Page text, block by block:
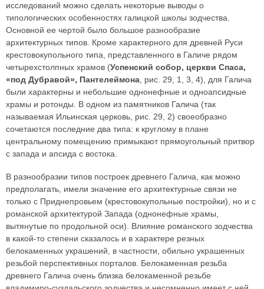
исследований можно сделать некоторые выводы о
типологических особенностях галицкой школы зодчества.
Основной ее чертой было большое разнообразие
архитектурных типов. Кроме характерного для древней Руси
крестовокупольного типа, представленного в Галиче рядом
четырехстолпных храмов (Успенский собор, церкви Спаса,
«под Дубравой», Пантелеймона , рис. 29, 1, 3, 4), для Галича
были характерны и небольшие однонефные и одноапсидные
храмы и ротонды. В одном из памятников Галича (так
называемая Ильинская церковь, рис. 29, 2) своеобразно
сочетаются последние два типа: к круглому в плане
центральному помещению примыкают прямоугольный притвор
с запада и апсида с востока.
В разнообразии типов построек древнего Галича, как можно
предполагать, имели значение его архитектурные связи не
только с Приднепровьем (крестовокупольные постройки), но и с
романской архитектурой Запада (однонефные храмы,
вытянутые по продольной оси). Влияние романского зодчества
в какой-то степени сказалось и в характере резных
белокаменных украшений, в частности, обильно украшенных
резьбой перспективных порталов. Белокаменная резьба
древнего Галича очень близка белокаменной резьбе